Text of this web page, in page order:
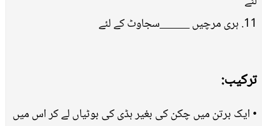
11. ہری مرچیں _____سجاوٹ کے لئے
ترکیب:
• ایک برتن میں چکن کی بغیر ہڈی کی بوٹیاں لے کر اس میں